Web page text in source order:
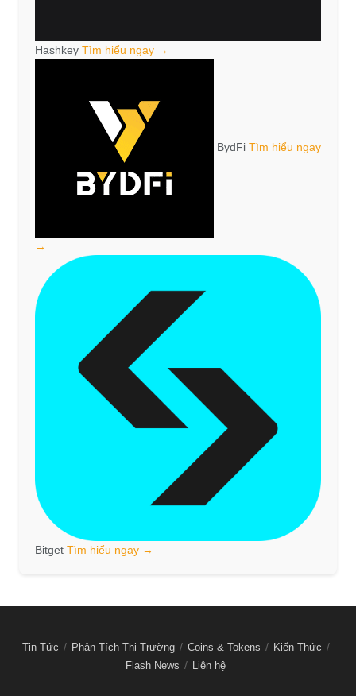
Hashkey Tìm hiểu ngay →
BydFi Tìm hiểu ngay
→
Bitget Tìm hiểu ngay →
Tin Tức Phân Tích Thị Trường Coins & Tokens
Kiến Thức
Flash News
Liên hệ